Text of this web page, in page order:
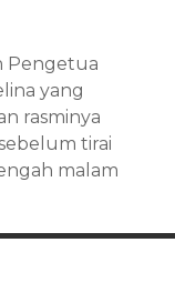
Pengetua
yang
rasminya
tirai
malam